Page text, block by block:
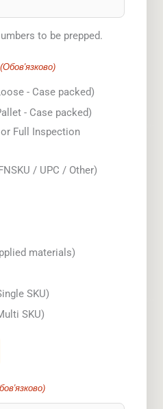
to be prepped.
(Обов'язково)
- Case packed)
- Case packed)
Full Inspection
/ UPC / Other)
materials)
SKU)
SKU)